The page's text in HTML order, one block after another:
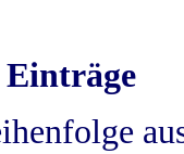
Einträge